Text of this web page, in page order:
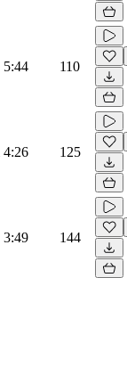
5:44 110
4:26 125
3:49 144